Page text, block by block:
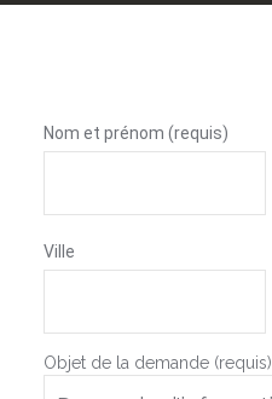
Nom et prénom (requis)
Ville
Objet de la demande (requis)